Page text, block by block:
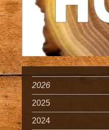
2026
2025
2024